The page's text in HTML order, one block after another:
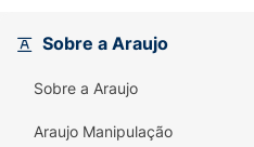
Sobre a Araujo
Sobre a Araujo
Araujo Manipulação